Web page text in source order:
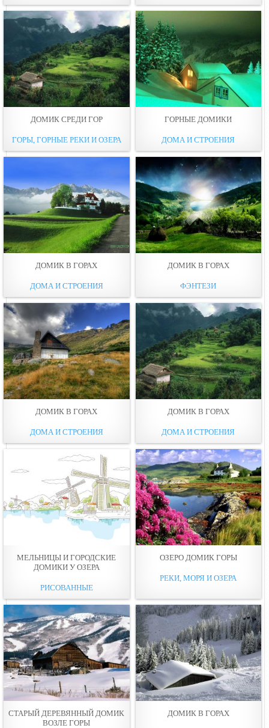
ДОМИК СРЕДИ ГОР
ГОРЫ, ГОРНЫЕ РЕКИ И ОЗЕРА
ГОРНЫЕ ДОМИКИ
ДОМА И СТРОЕНИЯ
ДОМИК В ГОРАХ
ДОМА И СТРОЕНИЯ
ДОМИК В ГОРАХ
ФЭНТЕЗИ
ДОМИК В ГОРАХ
ДОМА И СТРОЕНИЯ
ДОМИК В ГОРАХ
ДОМА И СТРОЕНИЯ
МЕЛЬНИЦЫ И ГОРОДСКИЕ
ДОМИКИ У ОЗЕРА
РИСОВАННЫЕ
ОЗЕРО ДОМИК ГОРЫ
РЕКИ, МОРЯ И ОЗЕРА
СТАРЫЙ ДЕРЕВЯННЫЙ ДОМИК
ВОЗЛЕ ГОРЫ
ДОМИК В ГОРАХ